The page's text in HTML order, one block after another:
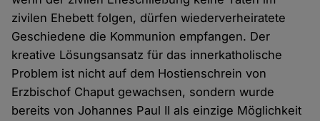
zivilen Ehebett folgen, dürfen wiederverheiratete
Geschiedene die Kommunion empfangen. Der
kreative Lösungsansatz für das innerkatholische
Problem ist nicht auf dem Hostienschrein von
Erzbischof Chaput gewachsen, sondern wurde
bereits von Johannes Paul II als einzige Möglichkeit